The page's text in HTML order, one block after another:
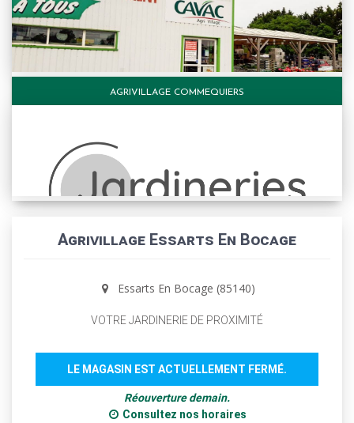
AGRIVILLAGE COMMEQUIERS
Agrivillage Essarts En Bocage
Essarts En Bocage (85140)
VOTRE JARDINERIE DE PROXIMITÉ
LE MAGASIN EST ACTUELLEMENT FERMÉ.
Réouverture demain.
Consultez nos horaires